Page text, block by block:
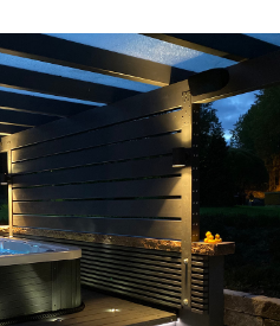
de projets